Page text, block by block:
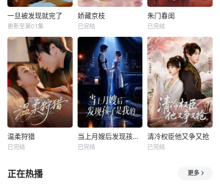
一旦被发现就完了
更新至第01集
娇藏京枝
已完结
朱门春闺
已完结
温柔狩猎
已完结
当上月嫂后发现孩子是我的
已完结
清冷权臣他又争又抢
已完结
正在热播 更多